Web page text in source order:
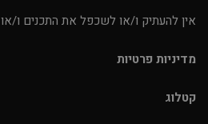
אין להעתיק ו/או לשכפל את התכנים ו/
מדיניות פרטיות
קטלוג